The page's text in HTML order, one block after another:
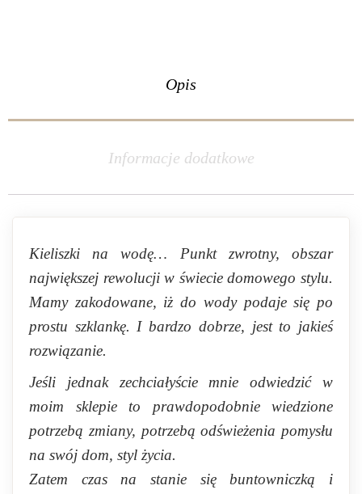
Opis
Informacje dodatkowe
Kieliszki na wodę… Punkt zwrotny, obszar
największej rewolucji w świecie domowego stylu.
Mamy zakodowane, iż do wody podaje się po
prostu szklankę. I bardzo dobrze, jest to jakieś
rozwiązanie.
Jeśli jednak zechciałyście mnie odwiedzić w
moim sklepie to prawdopodobnie wiedzione
potrzebą zmiany, potrzebą odświeżenia pomysłu
na swój dom, styl życia.
Zatem czas na stanie się buntowniczką i